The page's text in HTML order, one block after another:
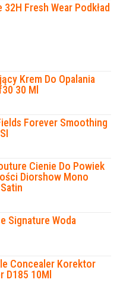
Fresh Wear Podkład
Krem Do Opalania
30 Ml
Forever Smoothing
Cienie Do Powiek
Diorshow Mono
Signature Woda
Concealer Korektor
D185 10Ml